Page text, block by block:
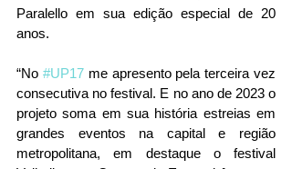
Paralello em sua edição especial de 20
anos.
“No #UP17 me apresento pela terceira vez
consecutiva no festival. E no ano de 2023 o
projeto soma em sua história estreias em
grandes eventos na capital e região
metropolitana, em destaque o festival